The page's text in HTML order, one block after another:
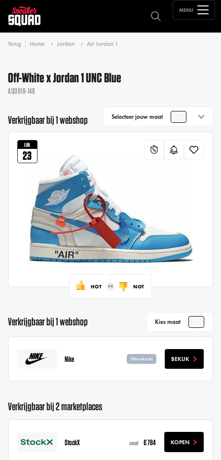
MENU
Terug Home Jordan Air Jordan 1
Off-White x Jordan 1 UNC Blue
AQ0818-148
Verkrijgbaar bij 1 webshop Selecteer jouw maat
JUN
23
HOT NOT
Verkrijgbaar bij 1 webshop Kies maat
Nike Uitverkocht BEKIJK
Verkrijgbaar bij 2 marketplaces
StockX vanaf € 784 KOPEN